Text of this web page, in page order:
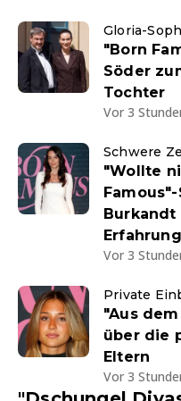
Gloria-
"Born
Söder
Tochter
Vor 3
Schwere
"Wollte
Burkandt
Erfahrung
Vor 3
Private
"Aus
über die
Eltern
Vor 3